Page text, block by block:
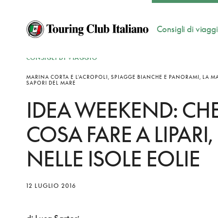
Consigli di
CONSIGLI DI VIAGGIO
MARINA CORTA E L'ACROPOLI, SPIAGGE BIANCHE E PANORAMI, LA
SAPORI DEL MARE
IDEA WEEKEND:
COSA FARE A LIPARI,
NELLE ISOLE EOLIE
12 LUGLIO 2016